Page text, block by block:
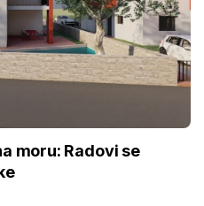
moru: Radovi se